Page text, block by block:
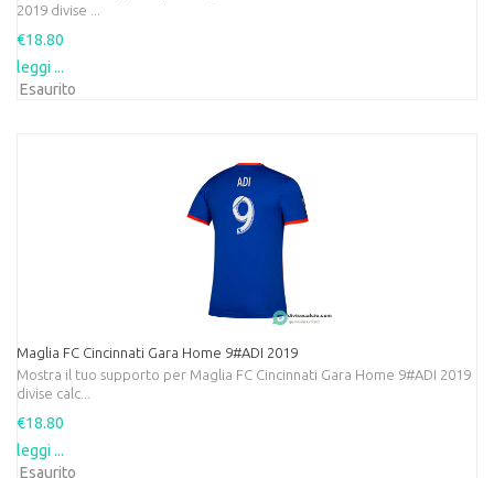
2019 divise ...
€18.80
leggi ...
Esaurito
Maglia FC Cincinnati Gara Home 9#ADI 2019
Mostra il tuo supporto per Maglia FC Cincinnati Gara Home 9#ADI 2019
divise calc...
€18.80
leggi ...
Esaurito